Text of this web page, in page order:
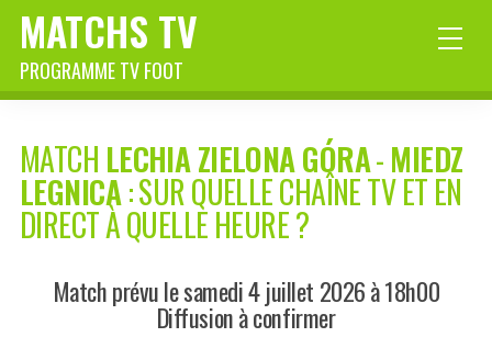
MATCHS TV
PROGRAMME TV FOOT
MATCH LECHIA ZIELONA GÓRA-MIEDZ
LEGNICA: SUR QUELLE CHAÎNE TV ET EN
DIRECT À QUELLE HEURE ?
Match prévu le samedi 4 juillet 2026 à 18h00
Diffusion à confirmer